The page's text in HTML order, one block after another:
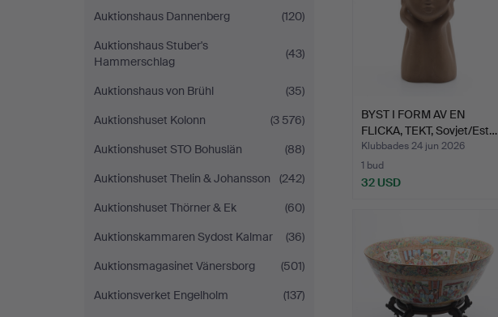
Auktionshaus Dannenberg
(120)
Auktionshaus Stuber's
Hammerschlag
(43)
Auktionshaus von Brühl
(35)
Auktionshuset Kolonn
(3 576)
Auktionshuset STO Bohuslän
(88)
Auktionshuset Thelin & Johansson
(242)
Auktionshuset Thörner & Ek
(60)
Auktionskammaren Sydost Kalmar
(36)
Auktionsmagasinet Vänersborg
(501)
Auktionsverket Engelholm
(137)
BYST I FORM AV EN
FLICKA, TEKT, Sovjet/Est…
Klubbades 24 jun 2026
1 bud
32 USD